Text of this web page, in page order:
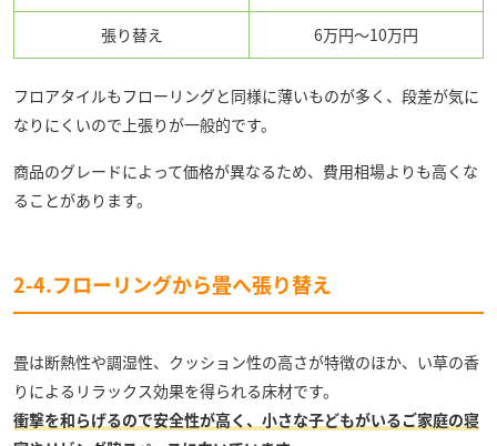
張り替え 6万円〜10万円
フロアタイルもフローリングと同様に薄いものが多く、段差が気に
なりにくいので上張りが一般的です。
商品のグレードによって価格が異なるため、費用相場よりも高くな
ることがあります。
2-4.フローリングから畳へ張り替え
畳は断熱性や調湿性、クッション性の高さが特徴のほか、い草の香
りによるリラックス効果を得られる床材です。
衝撃を和らげるので安全性が高く、小さな子どもがいるご家庭の寝